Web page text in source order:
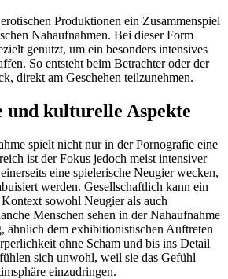
Produktionen ein Zusammenspiel
Nahaufnahmen. Bei dieser Form
genutzt, um ein besonders intensives
So entsteht beim Betrachter oder der
direkt am Geschehen teilzunehmen.
und kulturelle Aspekte
spielt nicht nur in der Pornografie eine
ist der Fokus jedoch meist intensiver
eine spielerische Neugier wecken,
werden. Gesellschaftlich kann ein
sowohl Neugier als auch
Menschen sehen in der Nahaufnahme
ähnlich dem exhibitionistischen Auftreten
ohne Scham und bis ins Detail
sich unwohl, weil sie das Gefühl
einzudringen.